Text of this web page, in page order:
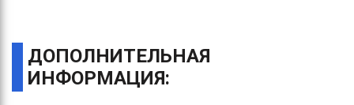
ДОПОЛНИТЕЛЬНАЯ
ИНФОРМАЦИЯ: